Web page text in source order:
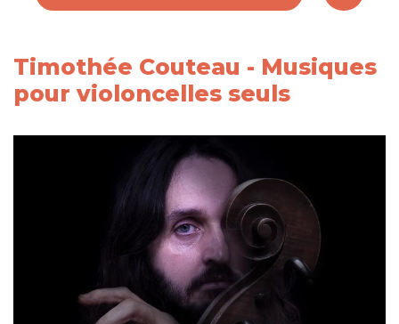
Timothée Couteau - Musiques
pour violoncelles seuls